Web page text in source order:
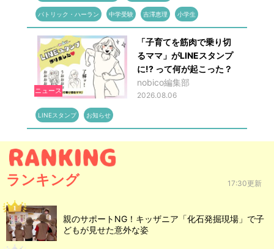
パトリック・ハーラン 中学受験 吉澤恵理 小学生
ニュース
「子育てを筋肉で乗り切
るママ」がLINEスタンプ
に!? って何が起こった？
nobico編集部
2026.08.06
LINEスタンプ お知らせ
ランキング 17:30更新
親のサポートNG！キッザニア「化石発掘現場」で子
どもが見せた意外な姿